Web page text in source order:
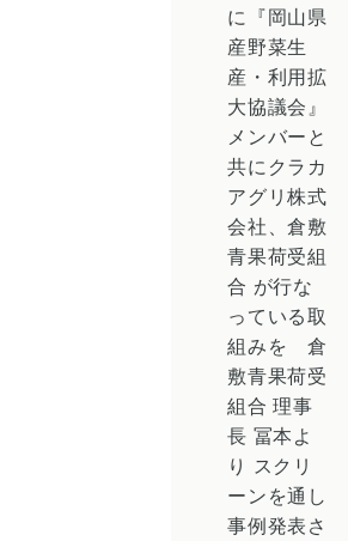
に『岡山県
産野菜生
産・利用拡
大協議会』
メンバーと
共にクラカ
アグリ株式
会社、倉敷
青果荷受組
合 が行な
っている取
組みを 倉
敷青果荷受
組合 理事
長 冨本よ
り スクリ
ーンを通し
事例発表さ